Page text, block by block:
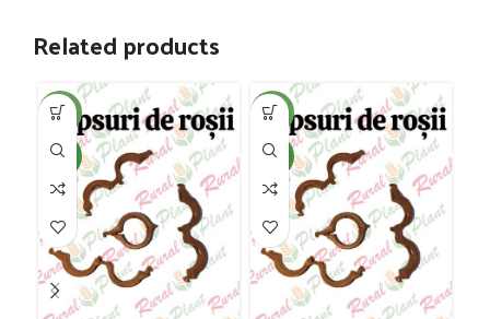
Related products
-20%
NEW
-20%
NEW